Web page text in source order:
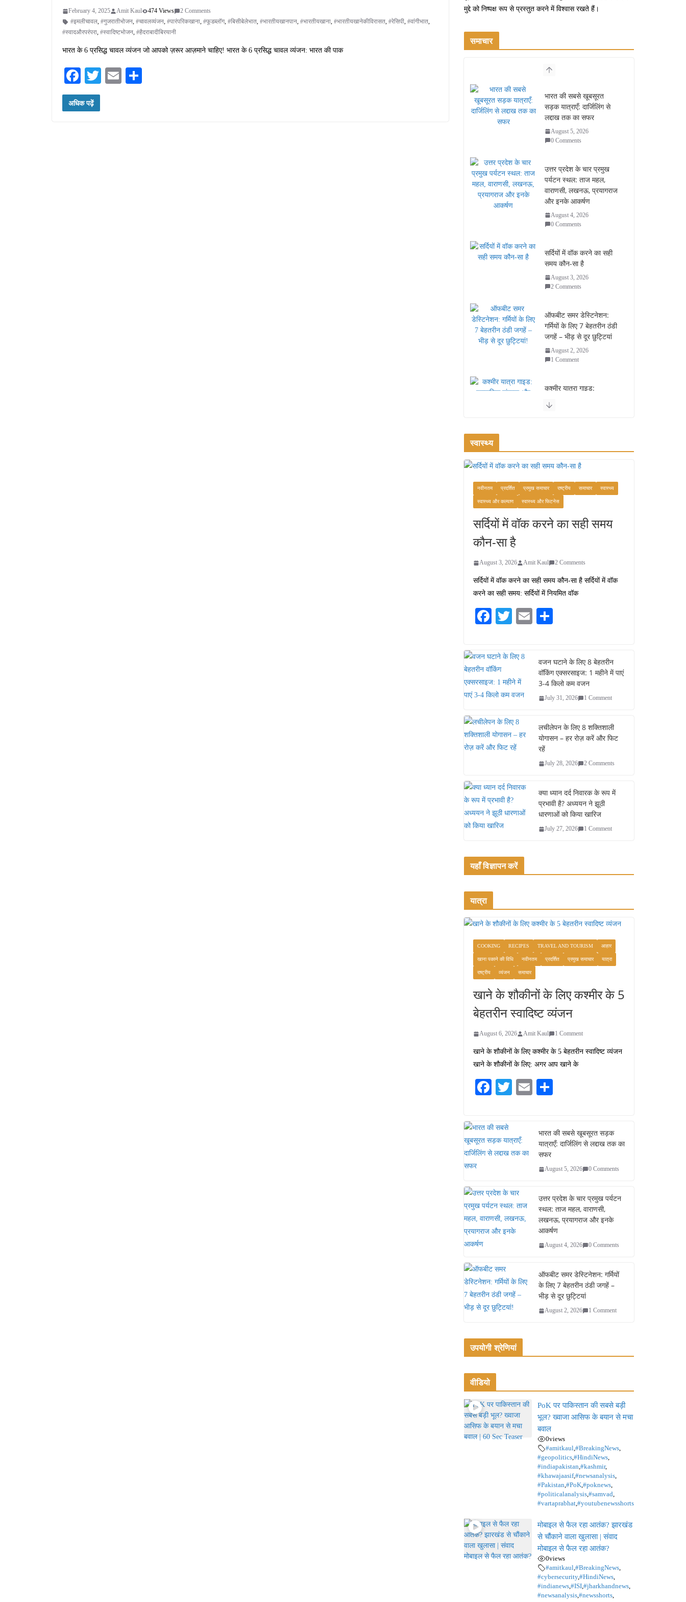
February 4, 2025 Amit Kaul 474 Views
2 Comments
#इमलीचावल, #गुजरातीभोजन, #चावलव्यंजन, #पारंपरिकखाना, #फूडब्लॉग, #बिसीबेलेभात, #भारतीयखानपान, #भारतीयखाना, #भारतीयखानेकीविरासत, #रेसिपी, #वांगीभात,
#स्वादऔरपरंपरा, #स्वादिष्टभोजन, #हैदराबादीबिरयानी
भारत के 6 प्रसिद्ध चावल व्यंजन जो आपको ज़रूर आज़माने चाहिए! भारत के 6 प्रसिद्ध चावल व्यंजन: भारत की पाक
Fa
ce
bo
T
E
अधिक पढ़ें
मुद्दे को निष्पक्ष रूप से प्रस्तुत करने में विश्वास रखते हैं।
समाचार
भारत की सबसे खूबसूरत
सड़क यात्राएँ: दार्जिलिंग से
लद्दाख तक का सफर
August 5, 2026
0 Comments
उत्तर प्रदेश के चार प्रमुख
पर्यटन स्थल: ताज महल,
वाराणसी, लखनऊ, प्रयागराज
और इनके आकर्षण
August 4, 2026
0 Comments
सर्दियों में वॉक करने का सही
समय कौन-सा है
August 3, 2026
2 Comments
ऑफबीट समर डेस्टिनेशन:
गर्मियों के लिए 7 बेहतरीन ठंडी
जगहें – भीड़ से दूर छुट्टियां
August 2, 2026
1 Comment
कश्मीर यात्रा गाइड:
स्वादिष्ट भोजन का अनूठा संगम
वजन घटाने के लिए 8 बेहतरीन
वॉकिंग एक्सरसाइज: 1 महीने में
पाएं 3-4 किलो कम वजन
July 31, 2026 1 Comment
रामेश्वरम यात्रा गाइड: पवित्र
July 30, 2026
खाने के शौकीनों के लिए
व्यंजन
August 6, 2026
स्वास्थ्य
नवीनतम प्रदर्शित प्रमुख समाचार राष्ट्रीय समाचार स्वास्थ्य
स्वास्थ्य और कल्याण स्वास्थ्य और फिटनेस
सर्दियों में वॉक करने का सही समय
कौन-सा है
August 3, 2026 Amit Kaul 2 Comments
सर्दियों में वॉक करने का सही समय कौन-सा है सर्दियों में वॉक
करने का सही समय: सर्दियों में नियमित वॉक
Fa
bo
ok
T
tte
r
E
वजन घटाने के लिए 8 बेहतरीन
वॉकिंग एक्सरसाइज: 1 महीने में पाएं
3-4 किलो कम वजन
July 31, 2026 1 Comment
लचीलेपन के लिए 8 शक्तिशाली
योगासन – हर रोज़ करें और फिट
रहें
July 28, 2026 2 Comments
क्या ध्यान दर्द निवारक के रूप में
प्रभावी है? अध्ययन ने झूठी
धारणाओं को किया खारिज
July 27, 2026 1 Comment
यहाँ विज्ञापन करें
यात्रा
COOKING RECIPES TRAVEL AND TOURISM आहार
खाना पकाने की विधि नवीनतम प्रदर्शित प्रमुख समाचार यात्रा
राष्ट्रीय व्यंजन समाचार
खाने के शौकीनों के लिए कश्मीर के 5
बेहतरीन स्वादिष्ट व्यंजन
August 6, 2026 Amit Kaul 1 Comment
खाने के शौकीनों के लिए कश्मीर के 5 बेहतरीन स्वादिष्ट व्यंजन
खाने के शौकीनों के लिए: अगर आप खाने के
Fa
bo
ok
T
r
E
भारत की सबसे खूबसूरत सड़क
यात्राएँ: दार्जिलिंग से लद्दाख तक का
सफर
August 5, 2026 0 Comments
उत्तर प्रदेश के चार प्रमुख पर्यटन
स्थल: ताज महल, वाराणसी,
लखनऊ, प्रयागराज और इनके
आकर्षण
August 4, 2026 0 Comments
ऑफबीट समर डेस्टिनेशन: गर्मियों
के लिए 7 बेहतरीन ठंडी जगहें –
भीड़ से दूर छुट्टियां
August 2, 2026 1 Comment
उपयोगी श्रेणियां
वीडियो
PoK पर पाकिस्तान की सबसे बड़ी
भूल? ख्वाजा आसिफ के बयान से मचा
बवाल
0views
#amitkaul,#BreakingNews,
#geopolitics,#HindiNews,
#indiapakistan,#kashmir,
#khawajaasif,#newsanalysis,
#Pakistan,#PoK,#poknews,
#politicalanalysis,#samvad,
#vartaprabhat,#youtubenewsshorts
मोबाइल से फैल रहा आतंक? झारखंड
से चौंकाने वाला खुलासा | संवाद
मोबाइल से फैल रहा आतंक?
0views
#amitkaul,#BreakingNews,
#cybersecurity,#HindiNews,
#indianews,#ISI,#jharkhandnews,
#newsanalysis,#newsshorts,